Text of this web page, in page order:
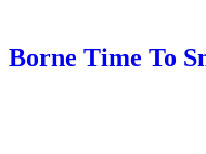
Borne Time To